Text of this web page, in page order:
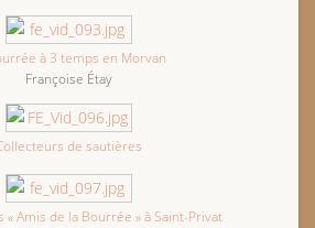
à 3 temps en Morvan
Françoise Étay
de sautières
« Amis de la Bourrée » à Saint-Privat